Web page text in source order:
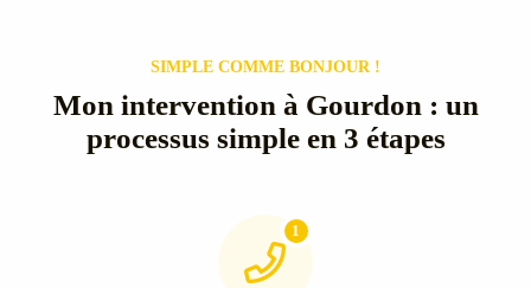
SIMPLE COMME BONJOUR !
Mon intervention à Gourdon : un
processus simple en 3 étapes
1